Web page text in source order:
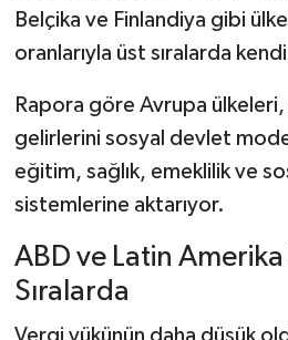
Belçika ve Finlandiya gibi
oranlarıyla üst sıralarda
Rapora göre Avrupa
gelirlerini sosyal devlet
eğitim, sağlık, emeklilik ve
sistemlerine aktarıyor.
ABD ve Latin
Sıralarda
Vergi yükünün daha düşük
Taşköprü Haberleri
Tosya Haberleri
Karadeniz Haberleri
Ulusal Haberler
Teknoloji Haberleri
Siyaset Haberleri